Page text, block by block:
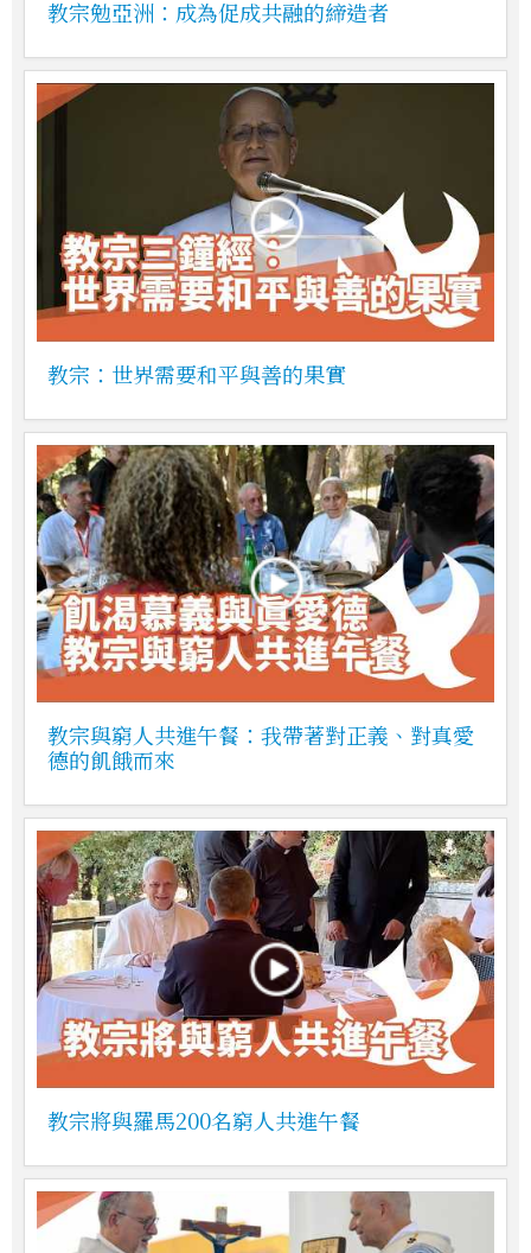
教宗勉亞洲：成為促成共融的締造者
教宗：世界需要和平與善的果實
教宗與窮人共進午餐：我帶著對正義、對真愛
德的飢餓而來
教宗將與羅馬200名窮人共進午餐